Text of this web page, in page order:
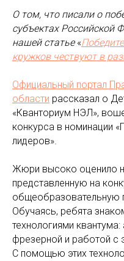
О том, что писали о
субъектах Российской
нашей статье «
кружков чествуют в
Официальный портал
области рассказал о
«Кванториум НЭЛ»,
конкурса в номинации
лидеров».
Жюри высоко оценило
представленную на
общеобразовательную
Обучаясь, ребята
технологиями
фрезерной и работой с
С помощью этих